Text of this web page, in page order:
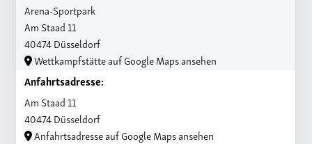
Arena-Sportpark
Am Staad 11
40474 Düsseldorf
Wettkampfstätte auf Google Maps ansehen
Anfahrtsadresse:
Am Staad 11
40474 Düsseldorf
Anfahrtsadresse auf Google Maps ansehen